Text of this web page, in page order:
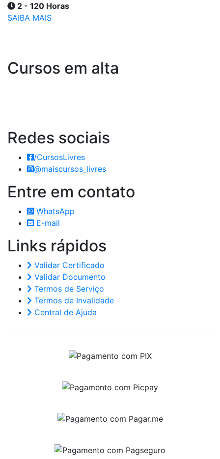
2 - 120 Horas
SAIBA MAIS
Cursos em alta
Redes sociais
/CursosLivres
@maiscursos_livres
Entre em contato
WhatsApp
E-mail
Links rápidos
Validar Certificado
Validar Documento
Termos de Serviço
Termos de Invalidade
Central de Ajuda